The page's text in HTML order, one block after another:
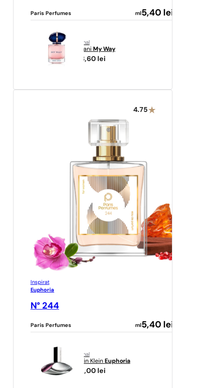
Paris Perfumes ml 5,40 lei
original
Armani My Way
438,60 lei
4.75
Inspirat
Euphoria
N° 244
Paris Perfumes ml 5,40 lei
original
Calvin Klein Euphoria
233,00 lei